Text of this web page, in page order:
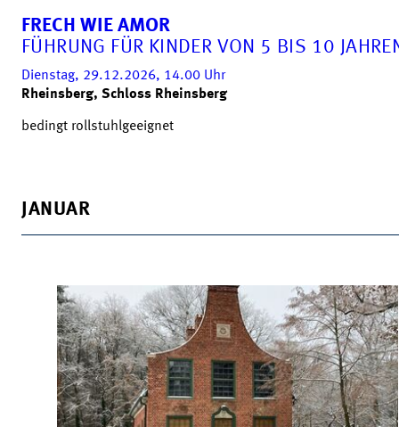
FRECH WIE AMOR
FÜHRUNG FÜR KINDER VON 5 BIS 10
Dienstag, 29.12.2026, 14.00 Uhr
Rheinsberg, Schloss Rheinsberg
bedingt rollstuhlgeeignet
JANUAR